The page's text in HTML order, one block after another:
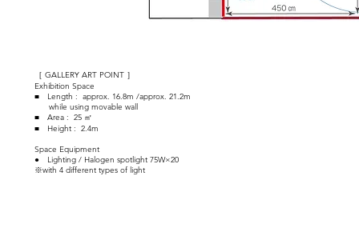
［ GALLERY ART POINT ］
Exhibition Space
■ Length : approx. 16.8m /approx. 21.2m
while using movable wall
■ Area : 25 ㎡
■ Height : 2.4m
Space Equipment
● Lighting / Halogen spotlight 75W×20
※with 4 different types of light